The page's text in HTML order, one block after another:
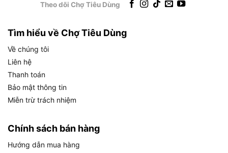
cong vênh, phù hợp cho gỗ và nhựa.
và 22.5°, giúp tạo các đường cắt đa dạng, từ
thẳng đến góc đặc biệt.
Tay cầm chống trượt: Làm từ nhựa cao cấp,
thiết kế công thái học với độ cong phù hợp, bắt
vít chắc chắn, đảm bảo an toàn và thoải mái
khi sử dụng.
Hộp nhựa tiện lợi: Kích thước 300 x 140 x
80mm, giúp bảo quản và mang theo dễ dàng,
lý tưởng cho công việc di động.
Theo dõi Chợ Tiêu Dùng
Tìm hiểu về Chợ Tiêu Dùng
Về chúng tôi
Liên hệ
Thanh toán
Bảo mật thông tin
Miễn trừ trách nhiệm
Chính sách bán hàng
Hướng dẫn mua hàng